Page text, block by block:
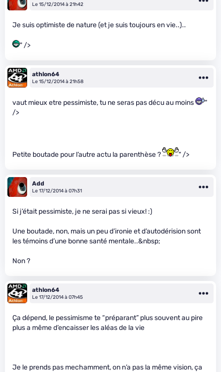
Le 15/12/2014 à 21h42
Je suis optimiste de nature (et je suis toujours en vie..)..
" />
athlon64
Le 15/12/2014 à 21h58
vaut mieux etre pessimiste, tu ne seras pas décu au moins
"
/>
Petite boutade pour l’autre actu la parenthèse ? " />
Add
Le 17/12/2014 à 07h31
Si j’était pessimiste, je ne serai pas si vieux! :)
Une boutade, non, mais un peu d’ironie et d’autodérision sont
les témoins d’une bonne santé mentale..&nbsp;
Non ?
athlon64
Le 17/12/2014 à 07h45
Ça dépend, le pessimisme te “préparant” plus souvent au pire
plus a même d’encaisser les aléas de la vie
Je le prends pas mechamment, on n’a pas la même vision, ça